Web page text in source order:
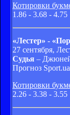
Котировки
1.86 - 3.68 - 4.75
«Лестер» -
27 сентября,
Судья –
Прогноз
Котировки
2.26 - 3.38 - 3.55